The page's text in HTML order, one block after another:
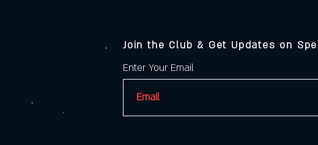
Join the Club & Get Updates on
Enter Your Email